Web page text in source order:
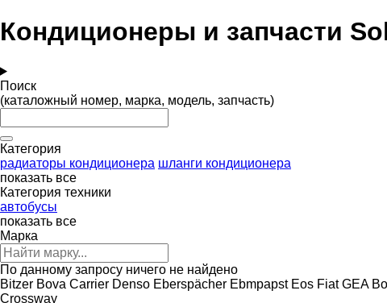
Кондиционеры и запчасти
Поиск
(каталожный номер, марка, модель, запчасть)
Категория
радиаторы кондиционера шланги кондиционера
показать все
Категория техники
автобусы
показать все
Марка
По данному запросу ничего не найдено
Bitzer Bova Carrier Denso Eberspächer Ebmpapst Eos Fiat GEA
Crossway